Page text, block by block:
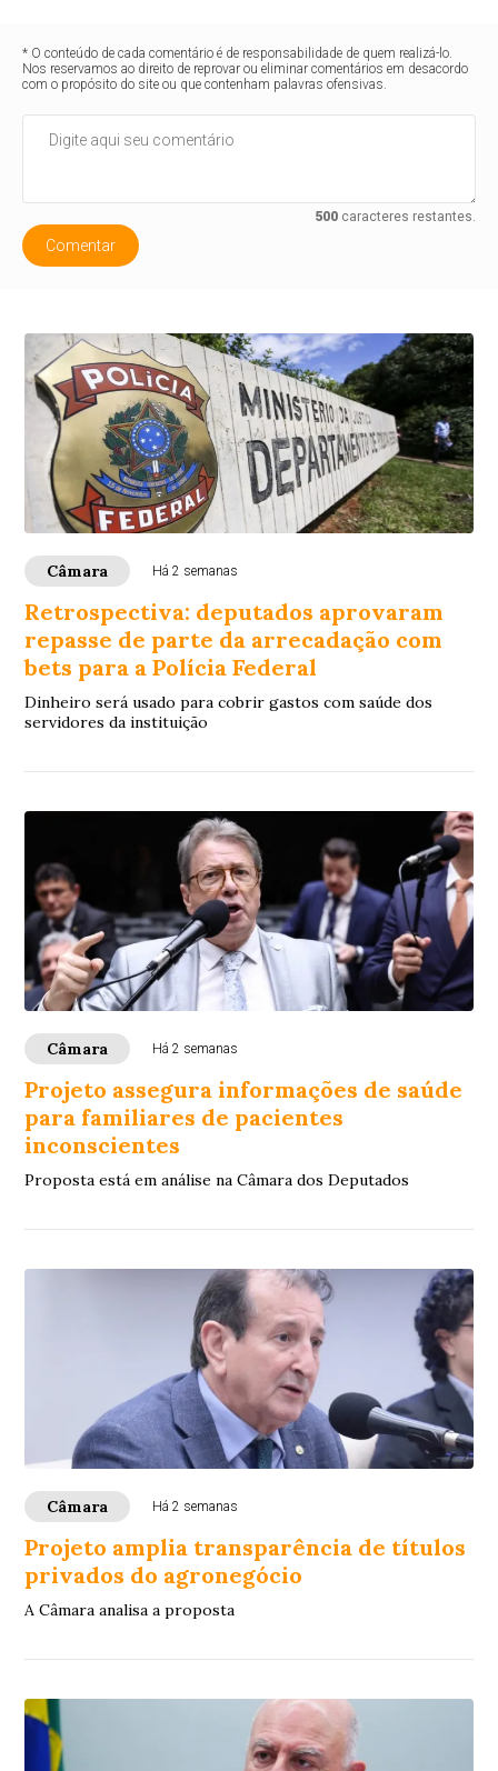
* O conteúdo de cada comentário é de responsabilidade de quem realizá-lo.
Nos reservamos ao direito de reprovar ou eliminar comentários em desacordo
com o propósito do site ou que contenham palavras ofensivas.
500caracteres restantes.
Comentar
Câmara Há 2 semanas
Retrospectiva: deputados aprovaram
repasse de parte da arrecadação com
bets para a Polícia Federal
Dinheiro será usado para cobrir gastos com saúde dos
servidores da instituição
Câmara Há 2 semanas
Projeto assegura informações de saúde
para familiares de pacientes
inconscientes
Proposta está em análise na Câmara dos Deputados
Câmara Há 2 semanas
Projeto amplia transparência de títulos
privados do agronegócio
A Câmara analisa a proposta